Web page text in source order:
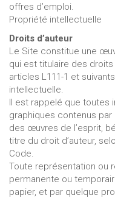
offres d’emploi.
Propriété intellectuelle
Droits d’auteur
Le Site constitue une
qui est titulaire des droits
articles L111-1 et
intellectuelle.
Il est rappelé que toutes
graphiques contenus
des œuvres de l’esprit,
titre du droit d’auteur,
Code.
Toute représentation ou
permanente ou
papier, et par quelque